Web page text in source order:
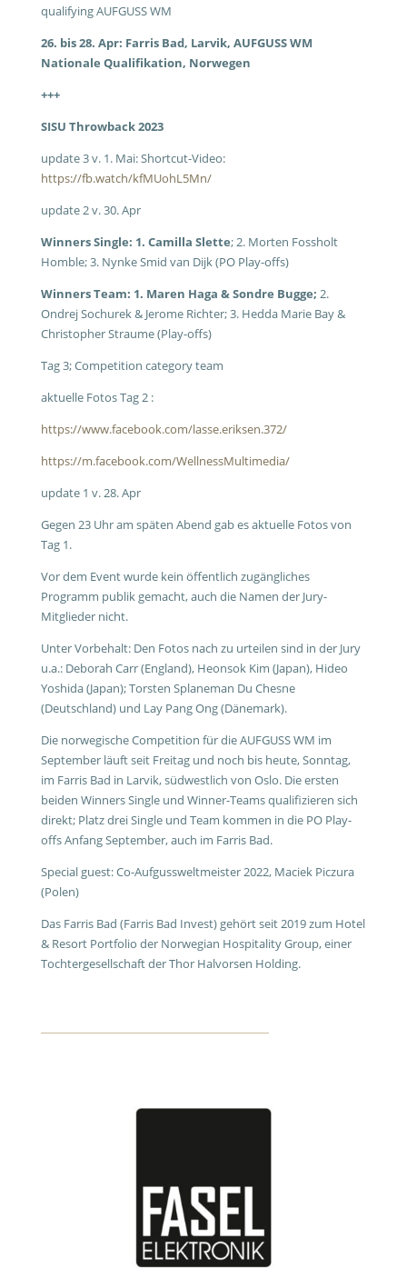
qualifying AUFGUSS WM
26. bis 28. Apr: Farris Bad, Larvik, AUFGUSS WM
Nationale Qualifikation, Norwegen
+++
SISU Throwback 2023
update 3 v. 1. Mai: Shortcut-Video:
https://fb.watch/kfMUohL5Mn/
update 2 v. 30. Apr
Winners Single: 1. Camilla Slette; 2. Morten Fossholt
Homble; 3. Nynke Smid van Dijk (PO Play-offs)
Winners Team: 1. Maren Haga & Sondre Bugge; 2.
Ondrej Sochurek & Jerome Richter; 3. Hedda Marie Bay &
Christopher Straume (Play-offs)
Tag 3; Competition category team
aktuelle Fotos Tag 2 :
https://www.facebook.com/lasse.eriksen.372/
https://m.facebook.com/WellnessMultimedia/
update 1 v. 28. Apr
Gegen 23 Uhr am späten Abend gab es aktuelle Fotos von
Tag 1.
Vor dem Event wurde kein öffentlich zugängliches
Programm publik gemacht, auch die Namen der Jury-
Mitglieder nicht.
Unter Vorbehalt: Den Fotos nach zu urteilen sind in der Jury
u.a.: Deborah Carr (England), Heonsok Kim (Japan), Hideo
Yoshida (Japan); Torsten Splaneman Du Chesne
(Deutschland) und Lay Pang Ong (Dänemark).
Die norwegische Competition für die AUFGUSS WM im
September läuft seit Freitag und noch bis heute, Sonntag,
im Farris Bad in Larvik, südwestlich von Oslo. Die ersten
beiden Winners Single und Winner-Teams qualifizieren sich
direkt; Platz drei Single und Team kommen in die PO Play-
offs Anfang September, auch im Farris Bad.
Special guest: Co-Aufgussweltmeister 2022, Maciek Piczura
(Polen)
Das Farris Bad (Farris Bad Invest) gehört seit 2019 zum Hotel
& Resort Portfolio der Norwegian Hospitality Group, einer
Tochtergesellschaft der Thor Halvorsen Holding.